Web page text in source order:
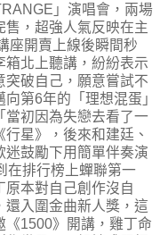
」演唱會，兩場
售，超強人氣反映在主
座開賣上線後瞬間秒
北上聽講，紛紛表示
破自己，願意嘗試不
第6年的「理想混蛋」
當初因為失戀去看了一
星》，後來和建廷、
迷鼓勵下用簡單伴奏演
在排行榜上蟬聯第一
本對自己創作沒自
入圍金曲新人獎，這
《1500》開講，雞丁命